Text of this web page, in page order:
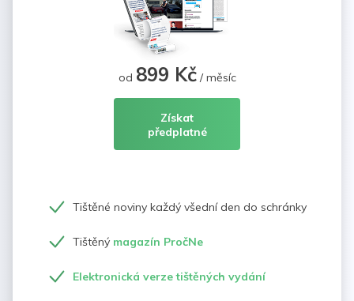
od 899 Kč/ měsíc
Získat
předplatné
Tištěné noviny každý všední den do schránky
Tištěný magazín PročNe
Elektronická verze tištěných vydání